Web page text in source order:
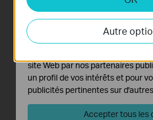
Autre
Les cookies d'analyse nous
activités sur notre site Web pour
fonctionnalités de notre site Web.
site Web par nos partenaires
un profil de vos intérêts et pour
publicités pertinentes sur
Accepter tous les